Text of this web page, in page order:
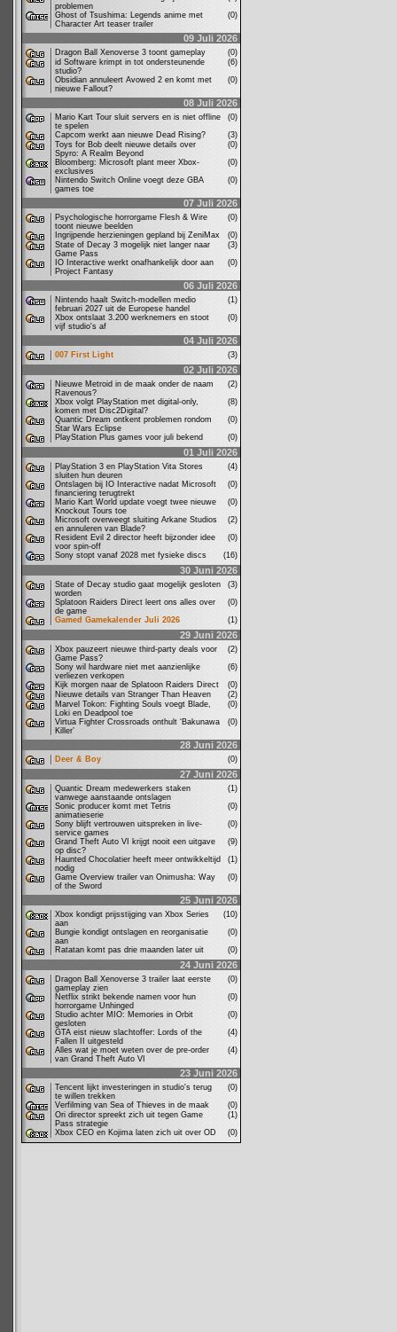
problemen
Ghost of Tsushima: Legends anime met
Character Art teaser trailer
(0)
09 Juli 2026
Dragon Ball Xenoverse 3 toont gameplay
(0)
id Software krimpt in tot ondersteunende
studio?
(6)
Obsidian annuleert Avowed 2 en komt met
nieuwe Fallout?
(0)
08 Juli 2026
Mario Kart Tour sluit servers en is niet offline
te spelen
(0)
Capcom werkt aan nieuwe Dead Rising?
(3)
Toys for Bob deelt nieuwe details over
Spyro: A Realm Beyond
(0)
Bloomberg: Microsoft plant meer Xbox-
exclusives
(0)
Nintendo Switch Online voegt deze GBA
games toe
(0)
07 Juli 2026
Psychologische horrorgame Flesh & Wire
toont nieuwe beelden
(0)
Ingrijpende herzieningen gepland bij ZeniMax
(0)
State of Decay 3 mogelijk niet langer naar
Game Pass
(3)
IO Interactive werkt onafhankelijk door aan
Project Fantasy
(0)
06 Juli 2026
Nintendo haalt Switch-modellen medio
februari 2027 uit de Europese handel
(1)
Xbox ontslaat 3.200 werknemers en stoot
vijf studio's af
(0)
04 Juli 2026
007 First Light (3)
02 Juli 2026
Nieuwe Metroid in de maak onder de naam
Ravenous?
(2)
Xbox volgt PlayStation met digital-only,
komen met Disc2Digital?
(8)
Quantic Dream ontkent problemen rondom
Star Wars Eclipse
(0)
PlayStation Plus games voor juli bekend
(0)
01 Juli 2026
PlayStation 3 en PlayStation Vita Stores
sluiten hun deuren
(4)
Ontslagen bij IO Interactive nadat Microsoft
financiering terugtrekt
(0)
Mario Kart World update voegt twee nieuwe
Knockout Tours toe
(0)
Microsoft overweegt sluiting Arkane Studios
en annuleren van Blade?
(2)
Resident Evil 2 director heeft bijzonder idee
voor spin-off
(0)
Sony stopt vanaf 2028 met fysieke discs
(16)
30 Juni 2026
State of Decay studio gaat mogelijk gesloten
worden
(3)
Splatoon Raiders Direct leert ons alles over
de game
(0)
Gamed Gamekalender Juli 2026
(1)
29 Juni 2026
Xbox pauzeert nieuwe third-party deals voor
Game Pass?
(2)
Sony wil hardware niet met aanzienlijke
verliezen verkopen
(6)
Kijk morgen naar de Splatoon Raiders Direct
(0)
Nieuwe details van Stranger Than Heaven
(2)
Marvel Tokon: Fighting Souls voegt Blade,
Loki en Deadpool toe
(0)
Virtua Fighter Crossroads onthult ‘Bakunawa
Killer’
(0)
28 Juni 2026
Deer & Boy (0)
27 Juni 2026
Quantic Dream medewerkers staken
vanwege aanstaande ontslagen
(1)
Sonic producer komt met Tetris
animatieserie
(0)
Sony blijft vertrouwen uitspreken in live-
service games
(0)
Grand Theft Auto VI krijgt nooit een uitgave
op disc?
(9)
Haunted Chocolatier heeft meer ontwikkeltijd
nodig
(1)
Game Overview trailer van Onimusha: Way
of the Sword
(0)
25 Juni 2026
Xbox kondigt prijsstijging van Xbox Series
aan
(10)
Bungie kondigt ontslagen en reorganisatie
aan
(0)
Ratatan komt pas drie maanden later uit
(0)
24 Juni 2026
Dragon Ball Xenoverse 3 trailer laat eerste
gameplay zien
(0)
Netflix strikt bekende namen voor hun
horrorgame Unhinged
(0)
Studio achter MIO: Memories in Orbit
gesloten
(0)
GTA eist nieuw slachtoffer: Lords of the
Fallen II uitgesteld
(4)
Alles wat je moet weten over de pre-order
van Grand Theft Auto VI
(4)
23 Juni 2026
Tencent lijkt investeringen in studio's terug
te willen trekken
(0)
Verfilming van Sea of Thieves in de maak
(0)
Ori director spreekt zich uit tegen Game
Pass strategie
(1)
Xbox CEO en Kojima laten zich uit over OD
(0)